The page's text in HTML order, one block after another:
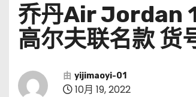
乔丹Air Jordan
高尔夫联名款
由 yijimaoyi-01
10月 19, 2022